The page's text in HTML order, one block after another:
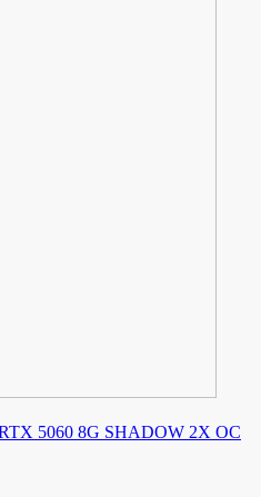
5060 8G SHADOW 2X OC